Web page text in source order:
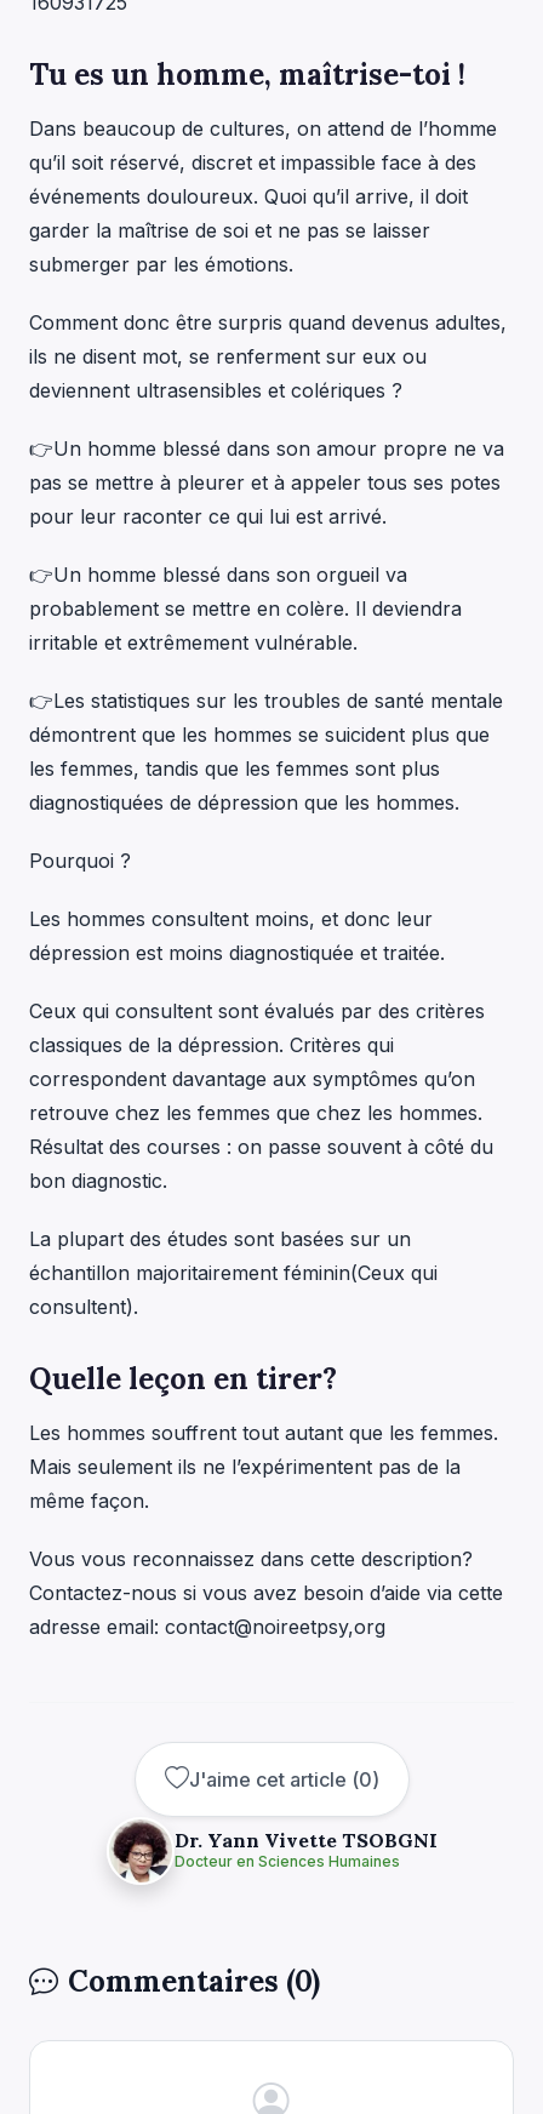
Tu es un homme, maîtrise-toi !
Dans beaucoup de cultures, on attend de l’homme
qu’il soit réservé, discret et impassible face à des
événements douloureux. Quoi qu’il arrive, il doit
garder la maîtrise de soi et ne pas se laisser
submerger par les émotions.
Comment donc être surpris quand devenus adultes,
ils ne disent mot, se renferment sur eux ou
deviennent ultrasensibles et colériques ?
👉Un homme blessé dans son amour propre ne va
pas se mettre à pleurer et à appeler tous ses potes
pour leur raconter ce qui lui est arrivé.
👉Un homme blessé dans son orgueil va
probablement se mettre en colère. Il deviendra
irritable et extrêmement vulnérable.
👉Les statistiques sur les troubles de santé mentale
démontrent que les hommes se suicident plus que
les femmes, tandis que les femmes sont plus
diagnostiquées de dépression que les hommes.
Pourquoi ?
Les hommes consultent moins, et donc leur
dépression est moins diagnostiquée et traitée.
Ceux qui consultent sont évalués par des critères
classiques de la dépression. Critères qui
correspondent davantage aux symptômes qu’on
retrouve chez les femmes que chez les hommes.
Résultat des courses : on passe souvent à côté du
bon diagnostic.
La plupart des études sont basées sur un
échantillon majoritairement féminin(Ceux qui
consultent).
Quelle leçon en tirer?
Les hommes souffrent tout autant que les femmes.
Mais seulement ils ne l’expérimentent pas de la
même façon.
Vous vous reconnaissez dans cette description?
Contactez-nous si vous avez besoin d’aide via cette
adresse email: contact@noireetpsy,org
J'aime cet article (0)
Dr. Yann Vivette TSOBGNI
Docteur en Sciences Humaines
Commentaires (0)